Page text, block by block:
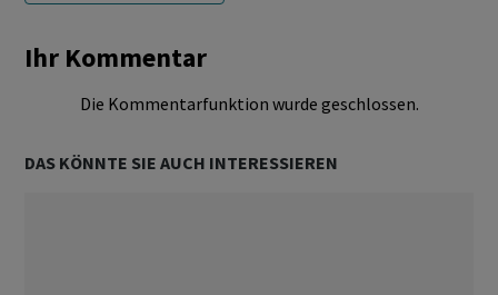
Ihr Kommentar
Die Kommentarfunktion wurde geschlossen.
DAS KÖNNTE SIE AUCH INTERESSIEREN